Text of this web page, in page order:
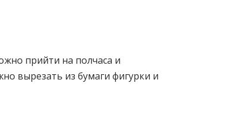
прийти на полчаса и
вырезать из бумаги фигурки и